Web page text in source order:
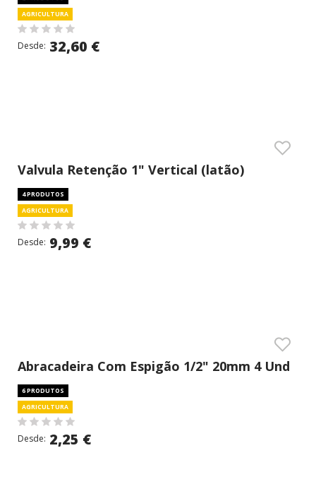
AGRICULTURA
Desde: 32,60 €
Valvula Retenção 1" Vertical (latão)
4 PRODUTOS
AGRICULTURA
Desde: 9,99 €
Abracadeira Com Espigão 1/2" 20mm 4 Und
6 PRODUTOS
AGRICULTURA
Desde: 2,25 €